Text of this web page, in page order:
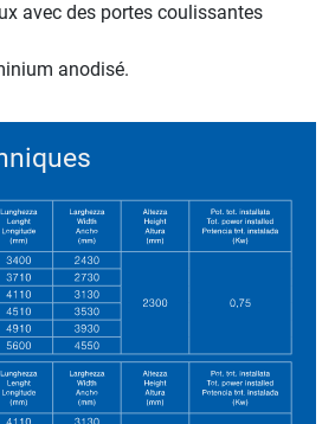
avec des portes coulissantes
anodisé.